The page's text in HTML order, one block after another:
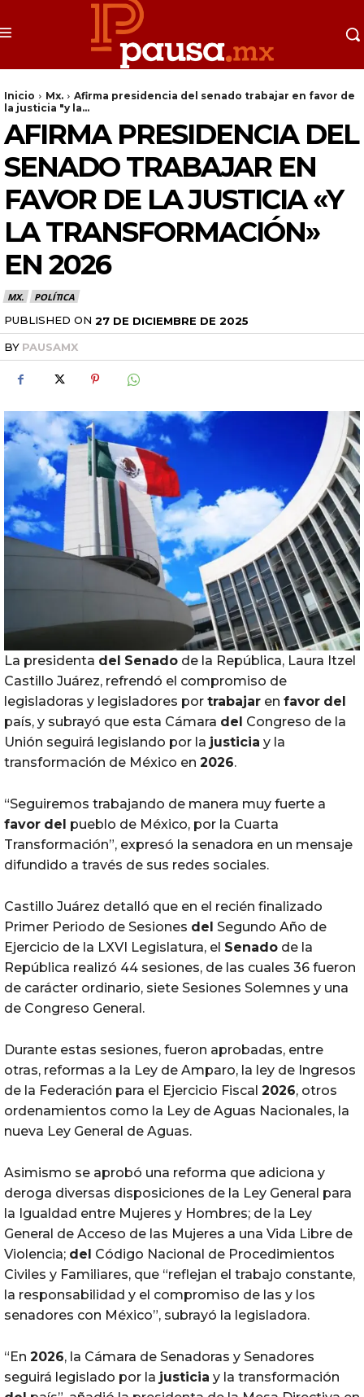
Inicio Mx.
Afirma presidencia del senado trabajar en favor de
la justicia "y la...
AFIRMA PRESIDENCIA DEL
SENADO TRABAJAR EN
FAVOR DE LA JUSTICIA «Y
LA TRANSFORMACIÓN»
EN 2026
MX. POLÍTICA
PUBLISHED ON 27 DE DICIEMBRE DE 2025
BY PAUSAMX
La presidenta del Senado de la República, Laura Itzel
Castillo Juárez, refrendó el compromiso de
legisladoras y legisladores por trabajar en favor del
país, y subrayó que esta Cámara del Congreso de la
Unión seguirá legislando por la justicia y la
transformación de México en 2026.
“Seguiremos trabajando de manera muy fuerte a
favor del pueblo de México, por la Cuarta
Transformación”, expresó la senadora en un mensaje
difundido a través de sus redes sociales.
Castillo Juárez detalló que en el recién finalizado
Primer Periodo de Sesiones del Segundo Año de
Ejercicio de la LXVI Legislatura, el Senado de la
República realizó 44 sesiones, de las cuales 36 fueron
de carácter ordinario, siete Sesiones Solemnes y una
de Congreso General.
Durante estas sesiones, fueron aprobadas, entre
otras, reformas a la Ley de Amparo, la ley de Ingresos
de la Federación para el Ejercicio Fiscal 2026, otros
ordenamientos como la Ley de Aguas Nacionales, la
nueva Ley General de Aguas.
Asimismo se aprobó una reforma que adiciona y
deroga diversas disposiciones de la Ley General para
la Igualdad entre Mujeres y Hombres; de la Ley
General de Acceso de las Mujeres a una Vida Libre de
Violencia; del Código Nacional de Procedimientos
Civiles y Familiares, que “reflejan el trabajo constante,
la responsabilidad y el compromiso de las y los
senadores con México”, subrayó la legisladora.
“En 2026, la Cámara de Senadoras y Senadores
seguirá legislado por la justicia y la transformación